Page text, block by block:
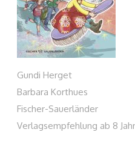
Gundi Herget
Barbara Korthues
Fischer-Sauerländer
Verlagsempfehlung ab 8